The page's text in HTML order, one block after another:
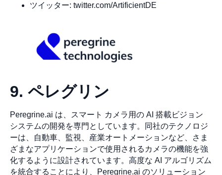
ツイッター: twitter.com/ArtificientDE
9. ペレグリン
Peregrine.ai は、スマート カメラ用の AI 搭載ビジョン
システムの開発を専門としています。同社のテクノロジ
ーは、自動車、監視、産業オートメーションなど、さま
ざまなアプリケーションで使用されるカメラの機能を強
化するように設計されています。高度な AI アルゴリズム
を統合することにより、Peregrine.ai のソリューション